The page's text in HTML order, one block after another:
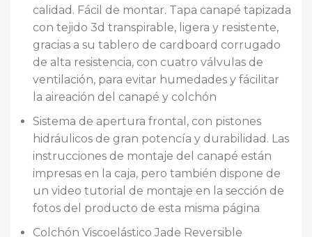
calidad. Fácil de montar. Tapa canapé tapizada
con tejido 3d transpirable, ligera y resistente,
gracias a su tablero de cardboard corrugado
de alta resistencia, con cuatro válvulas de
ventilación, para evitar humedades y fácilitar
la aireación del canapé y colchón
Sistema de apertura frontal, con pistones
hidráulicos de gran potencía y durabilidad. Las
instrucciones de montaje del canapé están
impresas en la caja, pero también dispone de
un video tutorial de montaje en la sección de
fotos del producto de esta misma página
Colchón Viscoelástico Jade Reversible